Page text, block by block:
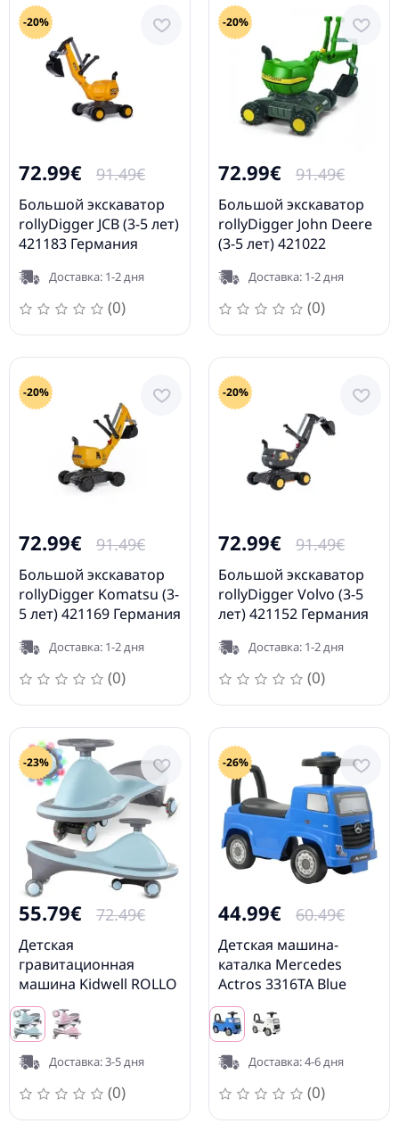
-20%
72.99€ 91.49€
Большой экскаватор
rollyDigger JCB (3-5 лет)
421183 Германия
Доставка: 1-2 дня
(0)
-20%
72.99€ 91.49€
Большой экскаватор
rollyDigger John Deere
(3-5 лет) 421022
Доставка: 1-2 дня
(0)
-20%
72.99€ 91.49€
Большой экскаватор
rollyDigger Komatsu (3-
5 лет) 421169 Германия
Доставка: 1-2 дня
(0)
-20%
72.99€ 91.49€
Большой экскаватор
rollyDigger Volvo (3-5
лет) 421152 Германия
Доставка: 1-2 дня
(0)
-23%
55.79€ 72.49€
Детская
гравитационная
машина Kidwell ROLLO
Blue
Доставка: 3-5 дня
(0)
-26%
44.99€ 60.49€
Детская машина-
каталка Mercedes
Actros 3316TA Blue
Доставка: 4-6 дня
(0)